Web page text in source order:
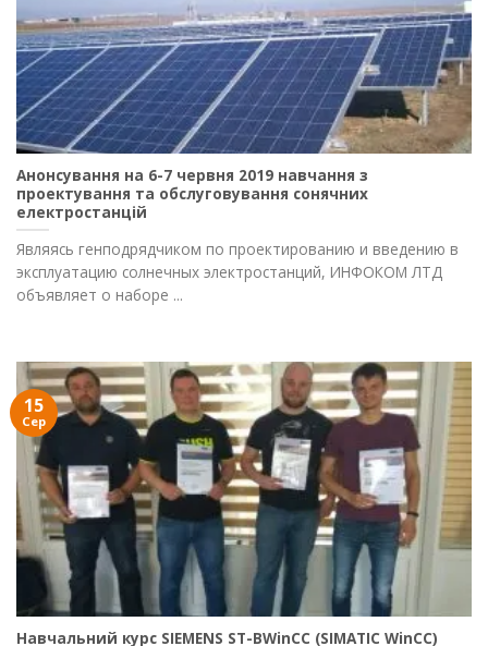
Анонсування на 6-7 червня 2019 навчання з
проектування та обслуговування сонячних
електростанцій
Являясь генподрядчиком по проектированию и введению в
эксплуатацию солнечных электростанций, ИНФОКОМ ЛТД
объявляет о наборе ...
Навчальний курс SIEMENS ST-BWinCC (SIMATIC WinCC)
15
Сер